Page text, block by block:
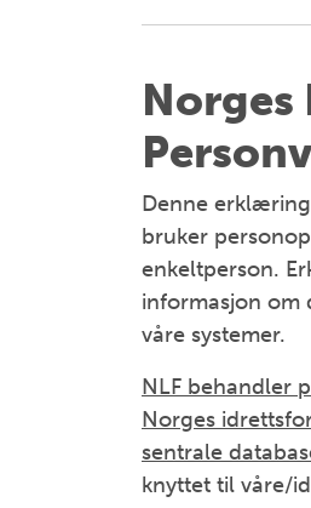
Denne
bruker
enkeltperson.
informasjon om
våre systemer.
NLF behandler
Norges
sentrale
knyttet til våre/